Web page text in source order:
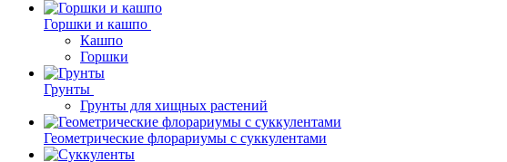
Горшки и кашпо
Кашпо
Горшки
Грунты
Грунты для хищных растений
Геометрические флорариумы с суккулентами